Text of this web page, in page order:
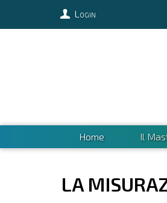
Login
Home Il
LA